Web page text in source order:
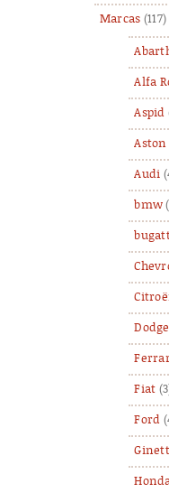
Marcas (117)
Alfa
Aspid
Audi
bmw
Dodge
Fiat
Ford